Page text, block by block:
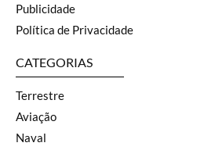
Publicidade
Política de Privacidade
CATEGORIAS
Terrestre
Aviação
Naval